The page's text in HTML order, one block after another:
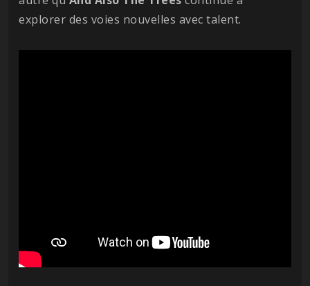
explorer des voies nouvelles avec talent.